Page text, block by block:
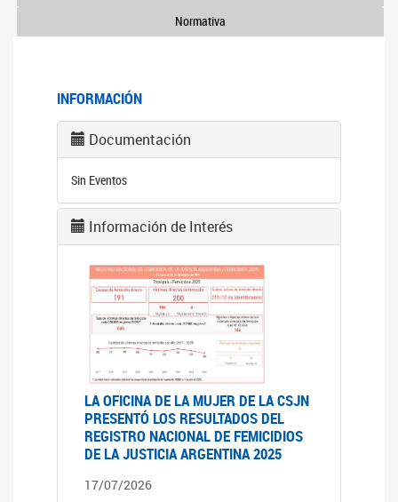
Normativa
INFORMACIÓN
Documentación
Sin Eventos
Información de Interés
LA OFICINA DE LA MUJER DE LA CSJN
PRESENTÓ LOS RESULTADOS DEL
REGISTRO NACIONAL DE FEMICIDIOS
DE LA JUSTICIA ARGENTINA 2025
17/07/2026